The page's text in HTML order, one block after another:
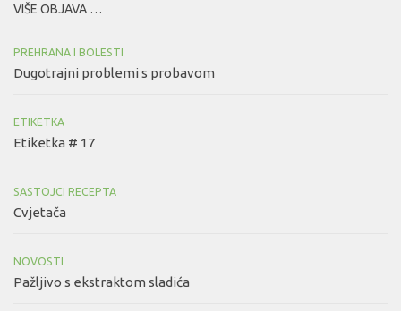
VIŠE OBJAVA …
PREHRANA I BOLESTI
Dugotrajni problemi s probavom
ETIKETKA
Etiketka # 17
SASTOJCI RECEPTA
Cvjetača
NOVOSTI
Pažljivo s ekstraktom sladića